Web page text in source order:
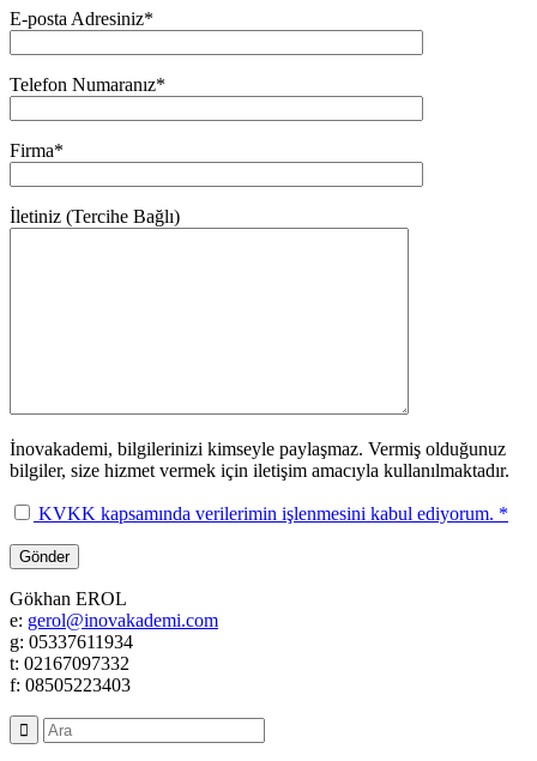
E-posta Adresiniz*
Telefon Numaranız*
Firma*
İletiniz (Tercihe Bağlı)
İnovakademi, bilgilerinizi kimseyle paylaşmaz. Vermiş olduğunuz
bilgiler, size hizmet vermek için iletişim amacıyla kullanılmaktadır.
KVKK kapsamında verilerimin işlenmesini kabul ediyorum. *
Gökhan EROL
e: gerol@inovakademi.com
g: 05337611934
t: 02167097332
f: 08505223403